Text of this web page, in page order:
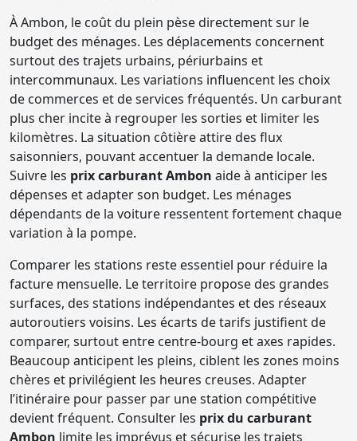
À Ambon, le coût du plein pèse directement sur le
budget des ménages. Les déplacements concernent
surtout des trajets urbains, périurbains et
intercommunaux. Les variations influencent les choix
de commerces et de services fréquentés. Un carburant
plus cher incite à regrouper les sorties et limiter les
kilomètres. La situation côtière attire des flux
saisonniers, pouvant accentuer la demande locale.
Suivre les prix carburant Ambon aide à anticiper les
dépenses et adapter son budget. Les ménages
dépendants de la voiture ressentent fortement chaque
variation à la pompe.
Comparer les stations reste essentiel pour réduire la
facture mensuelle. Le territoire propose des grandes
surfaces, des stations indépendantes et des réseaux
autoroutiers voisins. Les écarts de tarifs justifient de
comparer, surtout entre centre-bourg et axes rapides.
Beaucoup anticipent les pleins, ciblent les zones moins
chères et privilégient les heures creuses. Adapter
l’itinéraire pour passer par une station compétitive
devient fréquent. Consulter les prix du carburant
Ambon limite les imprévus et sécurise les trajets